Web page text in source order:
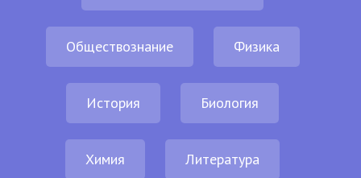
Обществознание Физика
История Биология
Химия Литература